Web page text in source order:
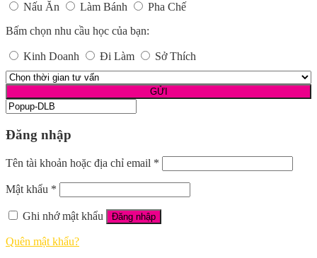
Nấu Ăn Làm Bánh
Pha Chế
Bấm chọn nhu cầu học của bạn:
Kinh Doanh Đi Làm Sở Thích
Đăng nhập
Tên tài khoản hoặc địa chỉ email *
Mật khẩu *
Ghi nhớ mật khẩu Đăng nhập
Quên mật khẩu?